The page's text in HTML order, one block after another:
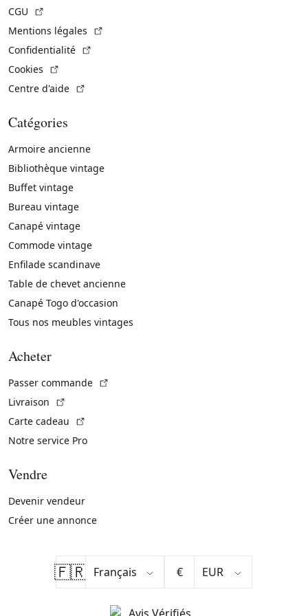
CGU
Mentions légales
Confidentialité
Cookies
Centre d'aide
Catégories
Armoire ancienne
Bibliothèque vintage
Buffet vintage
Bureau vintage
Canapé vintage
Commode vintage
Enfilade scandinave
Table de chevet ancienne
Canapé Togo d'occasion
Tous nos meubles vintages
Acheter
Passer commande
Livraison
Carte cadeau
Notre service Pro
Vendre
Devenir vendeur
Créer une annonce
🇫🇷 €